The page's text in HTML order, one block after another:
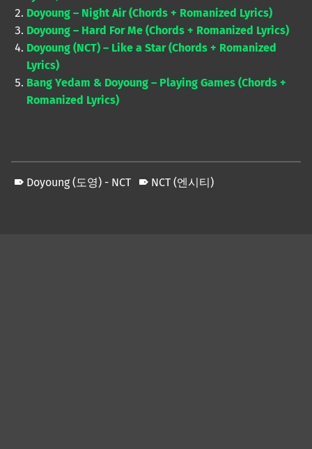
Doyoung – Night Air (Chords + Romanized Lyrics)
Doyoung – Hard For Me (Chords + Romanized Lyrics)
Doyoung (NCT) – Like a Star (Chords + Romanized
Lyrics)
Bang Yedam & Doyoung – Playing Games (Chords +
Romanized Lyrics)
Doyoung (도영) - NCT NCT (엔시티)